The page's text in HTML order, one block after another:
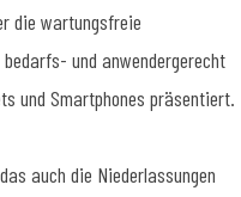
die wartungsfreie
und anwendergerecht
und Smartphones präsentiert.
auch die Niederlassungen